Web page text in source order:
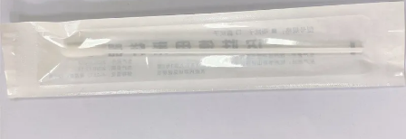
ПУТЕШЕСТВИЕ
ФАБРИКИ